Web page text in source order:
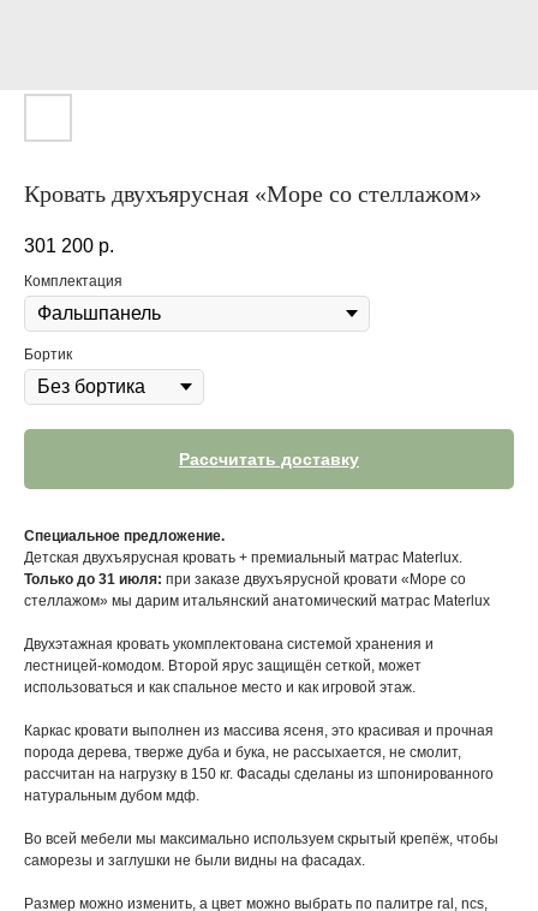
Кровать двухъярусная «Море со стеллажом»
301 200 р.
Комплектация
Бортик
Рассчитать доставку
Специальное предложение.
Детская двухъярусная кровать + премиальный матрас Materlux.
Только до 31 июля: при заказе двухъярусной кровати «Море со
стеллажом» мы дарим итальянский анатомический матрас Materlux
Двухэтажная кровать укомплектована системой хранения и
лестницей-комодом. Второй ярус защищён сеткой, может
использоваться и как спальное место и как игровой этаж.
Каркас кровати выполнен из массива ясеня, это красивая и прочная
порода дерева, тверже дуба и бука, не рассыхается, не смолит,
рассчитан на нагрузку в 150 кг. Фасады сделаны из шпонированного
натуральным дубом мдф.
Во всей мебели мы максимально используем скрытый крепёж, чтобы
саморезы и заглушки не были видны на фасадах.
Размер можно изменить, а цвет можно выбрать по палитре ral, ncs,